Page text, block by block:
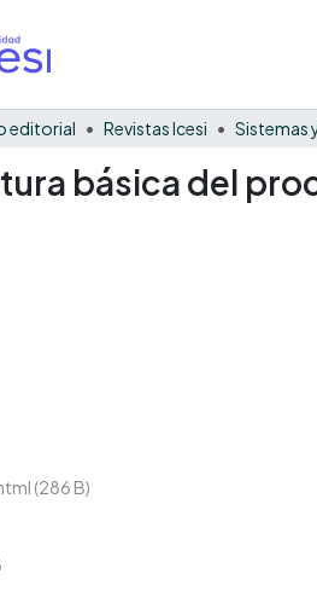
editorial Revistas Icesi Sistemas
básica del
(286 B)